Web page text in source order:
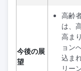
今後の展
望
高齢
は、
高ま
ョン
込ま
リー